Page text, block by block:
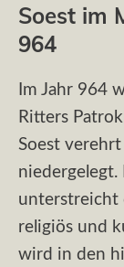
Soest im
964
Im Jahr 964
Ritters
Soest
niedergelegt.
unterstreicht
religiös und
wird in den